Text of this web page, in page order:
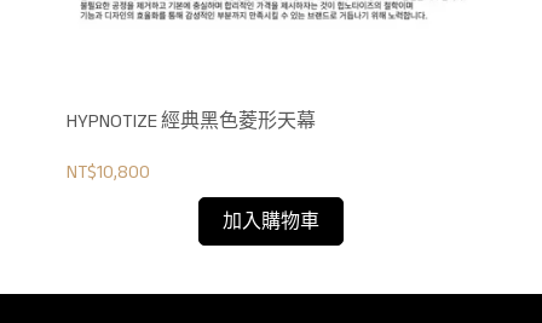
HYPNOTIZE 經典黑色菱形天幕
NT$10,800
加入購物車